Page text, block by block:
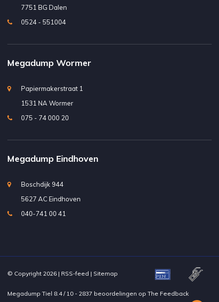
7751 BG Dalen
0524 - 551004
Megadump Wormer
Papiermakerstraat 1
1531 NA Wormer
075 - 74 000 20
Megadump Eindhoven
Boschdijk 944
5627 AC Eindhoven
040-741 00 41
© Copyright 2026 | RSS-feed | Sitemap
Megadump Tiel 8.4/ 10 - 2837 beoordelingen op The Feedback